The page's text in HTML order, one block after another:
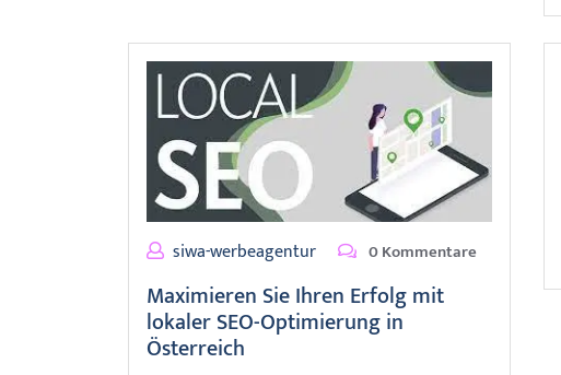
siwa-werbeagentur 0 Kommentare
Maximieren Sie Ihren Erfolg mit
lokaler SEO-Optimierung in
Österreich